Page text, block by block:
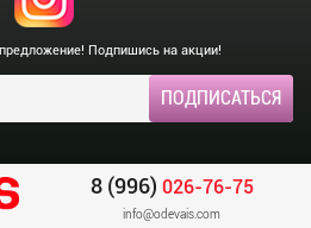
Подпишись на акции!
8 (996) 026-76-75
info@odevais.com